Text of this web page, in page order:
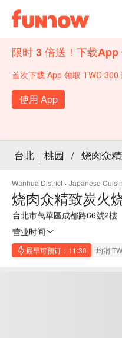
限时 3 倍送！下载App
首次下载 App 领取 TWD 300
使用 App
台北｜桃园 / 烧肉众
Wanhua District · Japanese
烧肉众精致炭火
台北市萬華區成都路66號2樓
营业时间
最早可预订：11:30 均消